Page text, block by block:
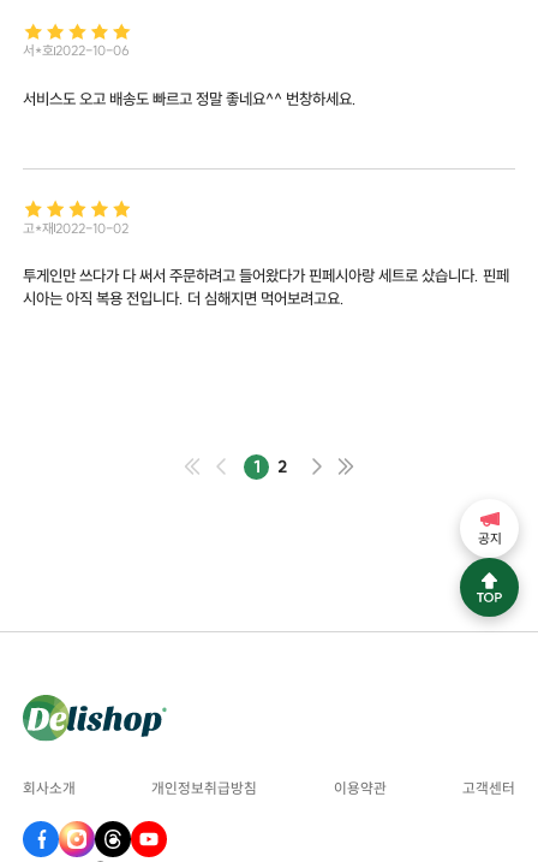
서*호2022-10-06
서비스도 오고 배송도 빠르고 정말 좋네요^^ 번창하세요.
고*재2022-10-02
투게인만 쓰다가 다 써서 주문하려고 들어왔다가 핀페시아랑 세트로 샀습니다. 핀페
시아는 아직 복용 전입니다. 더 심해지면 먹어보려고요.
1 2
회사소개 개인정보취급방침 이용약관 고객센터
공지